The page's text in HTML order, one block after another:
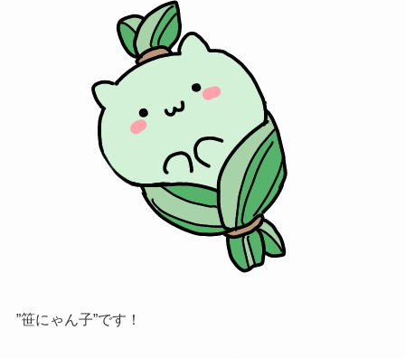
”笹にゃん子”です！